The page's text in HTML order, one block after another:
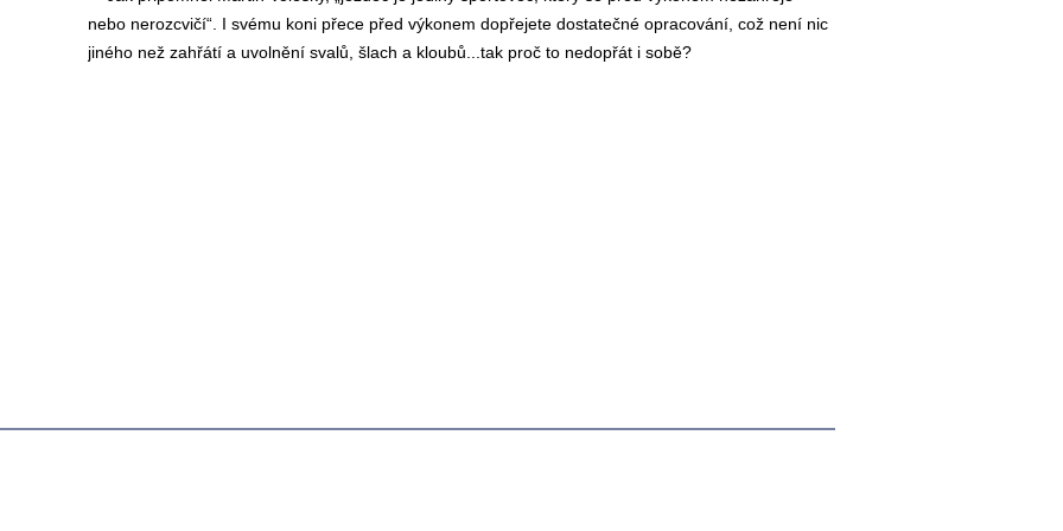
nebo nerozcvičí“. I svému koni přece před výkonem dopřejete dostatečné opracování, což není nic
jiného než zahřátí a uvolnění svalů, šlach a kloubů...tak proč to nedopřát i sobě?